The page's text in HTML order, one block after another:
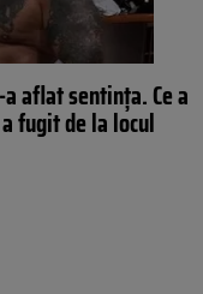
aflat sentința. Ce a
fugit de la locul